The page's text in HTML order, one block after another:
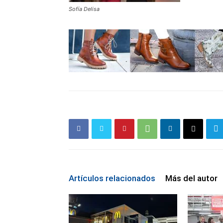
Sofía Delisa
Artículos relacionados Más del autor